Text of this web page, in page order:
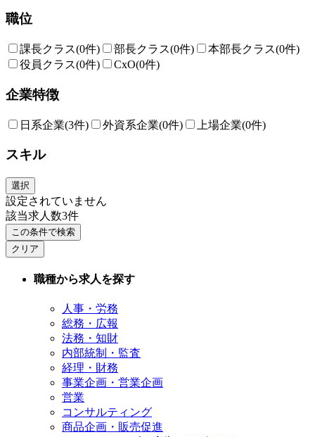
職位
課長クラス(0件) 部長クラス(0件) 本部長クラス(0件)
役員クラス(0件) CxO(0件)
企業特徴
日系企業(3件) 外資系企業(0件) 上場企業(0件)
スキル
選択
設定されていません
該当求人数3件
この条件で検索
クリア
職種から求人を探す
人事・労務
総務・広報
法務・知財
内部統制・監査
経理・財務
事業企画・営業企画
営業
コンサルティング
商品企画・販売促進